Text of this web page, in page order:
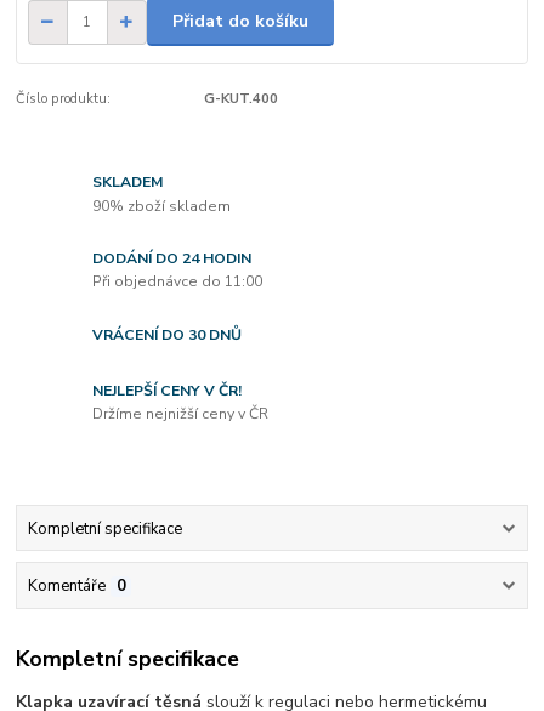
Přidat do košíku
Číslo produktu: G-KUT.400
SKLADEM
90% zboží skladem
DODÁNÍ DO 24 HODIN
Při objednávce do 11:00
VRÁCENÍ DO 30 DNŮ
NEJLEPŠÍ CENY V ČR!
Držíme nejnižší ceny v ČR
Kompletní specifikace
Komentáře 0
Kompletní specifikace
Klapka uzavírací těsná slouží k regulaci nebo hermetickému